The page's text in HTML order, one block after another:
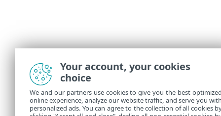
Your account, your cookies
choice
We and our partners use cookies to give you the best
online experience, analyze our website traffic, and serve you
personalized ads. You can agree to the collection of all cookies